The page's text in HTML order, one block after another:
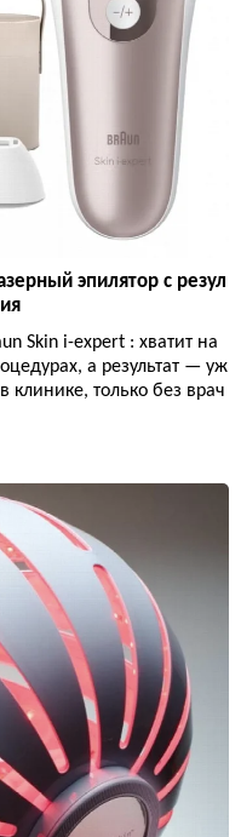
эпилятор с резул
Skin i-expert : хватит на
а результат — уж
клинике, только без врач